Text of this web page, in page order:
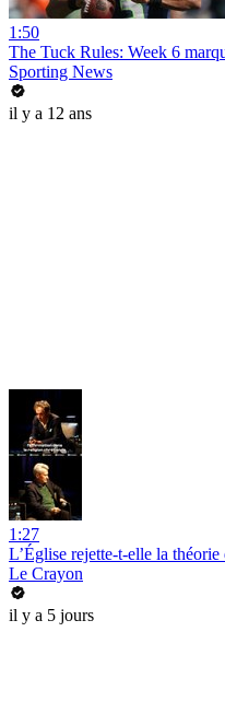
1:50
The Tuck Rules: Week 6
Sporting News
il y a 12 ans
1:27
L’Église rejette-t-elle la
Le Crayon
il y a 5 jours